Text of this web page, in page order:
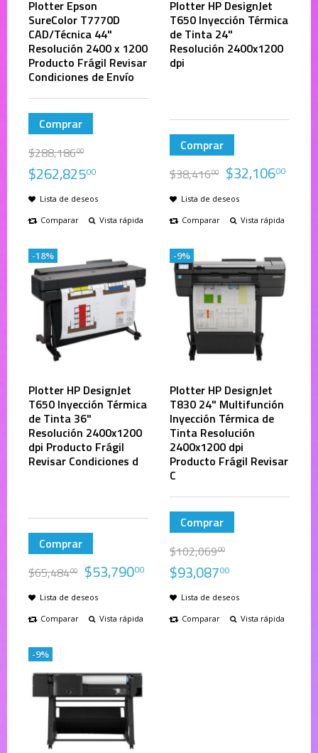
Plotter Epson
SureColor T7770D
CAD/Técnica 44"
Resolución 2400 x 1200
Producto Frágil Revisar
Condiciones de Envío
Comprar
$288,18600
$262,82500
Lista de deseos
Comparar
Vista rápida
Plotter HP DesignJet
T650 Inyección Térmica
de Tinta 24"
Resolución 2400x1200
dpi
Comprar
$38,41600 $32,10600
Lista de deseos
Comparar
Vista rápida
Plotter HP DesignJet
T650 Inyección Térmica
de Tinta 36"
Resolución 2400x1200
dpi Producto Frágil
Revisar Condiciones d
Comprar
$65,48400 $53,79000
Lista de deseos
Comparar
Vista rápida
-18%
Plotter HP DesignJet
T830 24" Multifunción
Inyección Térmica de
Tinta Resolución
2400x1200 dpi
Producto Frágil Revisar
C
Comprar
$102,06900
$93,08700
Lista de deseos
Comparar
Vista rápida
-9%
-9%